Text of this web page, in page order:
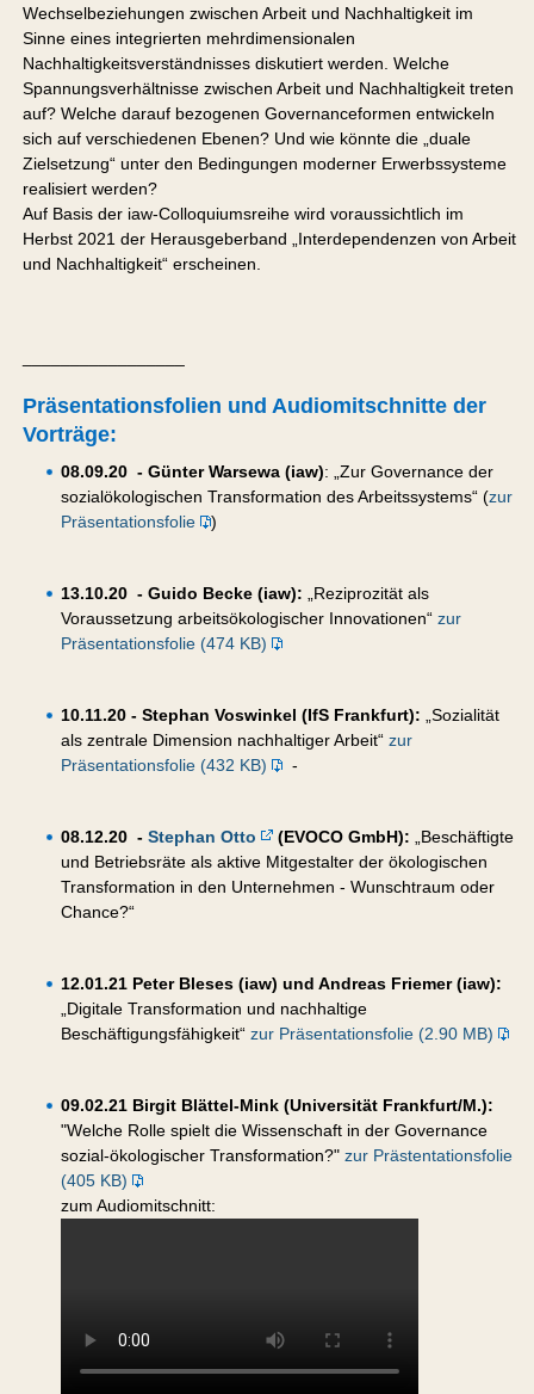
Wechselbeziehungen zwischen Arbeit und Nachhaltigkeit im
Sinne eines integrierten mehrdimensionalen
Nachhaltigkeitsverständnisses diskutiert werden. Welche
Spannungsverhältnisse zwischen Arbeit und Nachhaltigkeit treten
auf? Welche darauf bezogenen Governanceformen entwickeln
sich auf verschiedenen Ebenen? Und wie könnte die „duale
Zielsetzung“ unter den Bedingungen moderner Erwerbssysteme
realisiert werden?
Auf Basis der iaw-Colloquiumsreihe wird voraussichtlich im
Herbst 2021 der Herausgeberband „Interdependenzen von Arbeit
und Nachhaltigkeit“ erscheinen.
Präsentationsfolien und Audiomitschnitte der
Vorträge:
08.09.20 - Günter Warsewa (iaw): „Zur Governance der
sozialökologischen Transformation des Arbeitssystems“ (zur
Präsentationsfolie
)
13.10.20 - Guido Becke (iaw): „Reziprozität als
Voraussetzung arbeitsökologischer Innovationen“ zur
Präsentationsfolie (474 KB)
10.11.20 - Stephan Voswinkel (IfS Frankfurt): „Sozialität
als zentrale Dimension nachhaltiger Arbeit“ zur
Präsentationsfolie (432 KB)
-
08.12.20 - Stephan Otto (EVOCO GmbH): „Beschäftigte
und Betriebsräte als aktive Mitgestalter der ökologischen
Transformation in den Unternehmen - Wunschtraum oder
Chance?“
12.01.21 Peter Bleses (iaw) und Andreas Friemer (iaw):
„Digitale Transformation und nachhaltige
Beschäftigungsfähigkeit“ zur Präsentationsfolie (2.90 MB)
09.02.21 Birgit Blättel-Mink (Universität Frankfurt/M.):
"Welche Rolle spielt die Wissenschaft in der Governance
sozial-ökologischer Transformation?" zur Prästentationsfolie
(405 KB)
zum Audiomitschnitt: